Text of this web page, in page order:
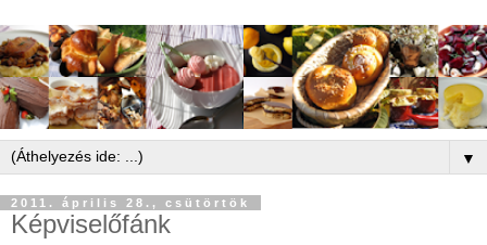
▼
2011. április 28., csütörtök
Képviselőfánk